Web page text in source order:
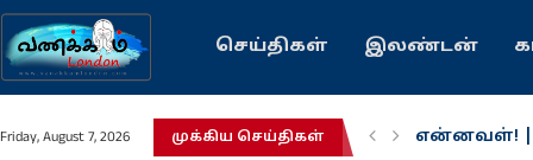
செய்திகள் இலண்டன்
Friday, August 7, 2026 முக்கிய செய்திகள்
என்னவள்! |